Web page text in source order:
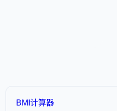
BMI计算器